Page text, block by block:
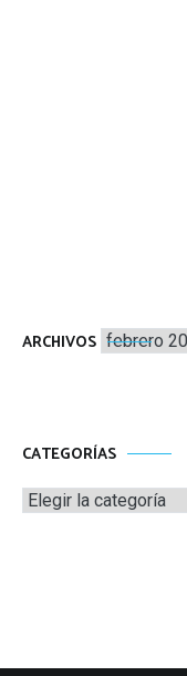
ARCHIVOS Archivos
CATEGORÍAS
Categorías